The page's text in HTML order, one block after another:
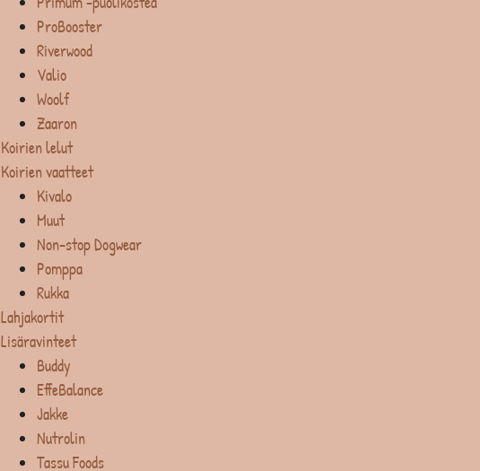
ProBooster
Riverwood
Valio
Woolf
Zaaron
Koirien lelut
Koirien vaatteet
Kivalo
Muut
Non-stop Dogwear
Pomppa
Rukka
Lahjakortit
Lisäravinteet
Buddy
EffeBalance
Jakke
Nutrolin
Tassu Foods